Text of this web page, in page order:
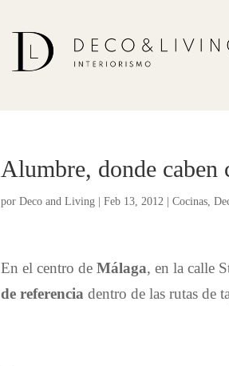
Alumbre, donde caben
porDeco and Living |Feb 13, 2012 |Cocinas ,
En el centro deMálaga, en la calle
de referencia dentro de las rutas de